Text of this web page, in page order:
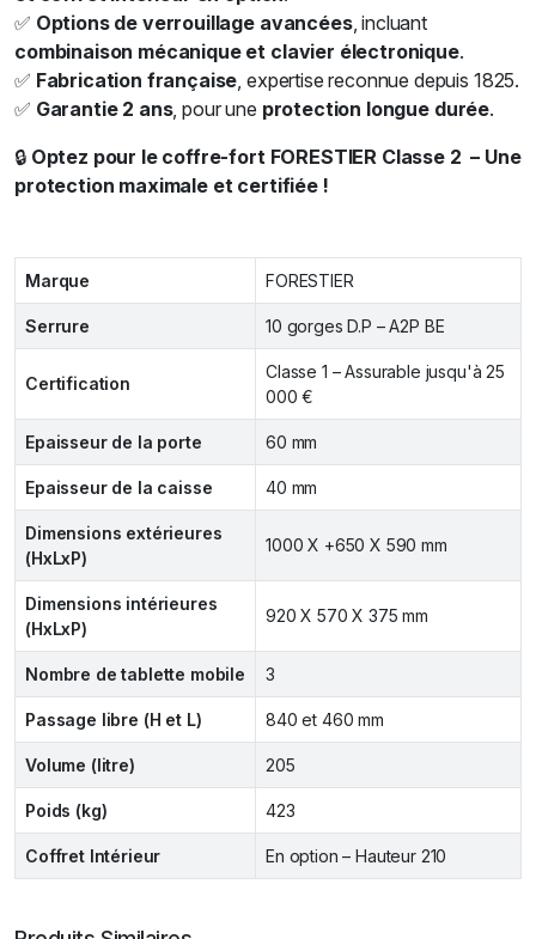
✅ Options de verrouillage avancées, incluant
combinaison mécanique et clavier électronique.
✅ Fabrication française , expertise reconnue depuis 1825.
✅ Garantie 2 ans, pour une protection longue durée.
🔒 Optez pour le coffre-fort FORESTIER Classe 2 – Une
protection maximale et certifiée !
Marque FORESTIER
Serrure 10 gorges D.P – A2P BE
Certification
Classe 1 – Assurable jusqu'à 25
000 €
Epaisseur de la porte 60 mm
Epaisseur de la caisse 40 mm
Dimensions extérieures
(HxLxP)
1000 X +650 X 590 mm
Dimensions intérieures
(HxLxP)
920 X 570 X 375 mm
Nombre de tablette mobile 3
Passage libre (H et L) 840 et 460 mm
Volume (litre) 205
Poids (kg) 423
Coffret Intérieur En option – Hauteur 210